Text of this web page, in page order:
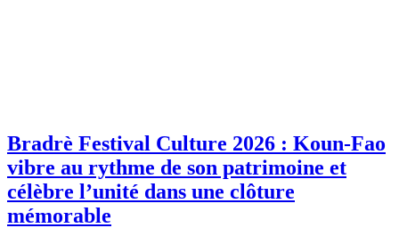
Bradrè Festival Culture 2026 : Koun-Fao
vibre au rythme de son patrimoine et
célèbre l’unité dans une clôture
mémorable